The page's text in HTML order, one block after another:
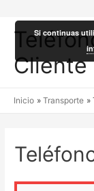
Cliente
Inicio Transporte
Si continuas